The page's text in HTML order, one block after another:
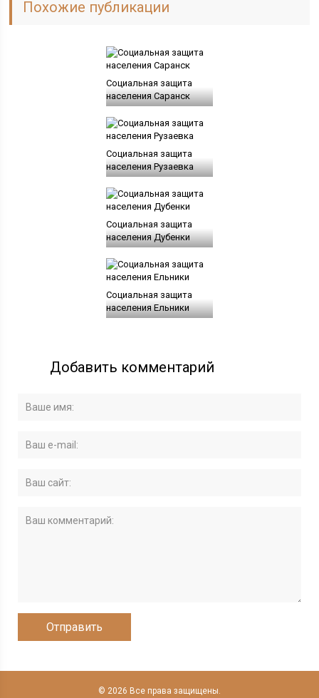
Похожие публикации
Социальная защита
населения Саранск
Социальная защита
населения Рузаевка
Социальная защита
населения Дубенки
Социальная защита
населения Ельники
Добавить комментарий
© 2026 Все права защищены.